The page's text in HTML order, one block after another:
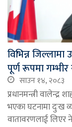
विभिन्न
पूर्ण रूपमा
साउन १४, २०८३
प्रधानमन्त्री
भएका घटनामा दुःख
वातावरणलाई लिएर